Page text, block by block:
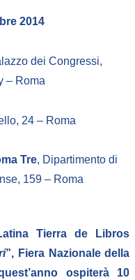
2014
dei Congressi,
– Roma
24 – Roma
Tre, Dipartimento di
159 – Roma
Tierra de Libros
”, Fiera Nazionale della
ospiterà 10